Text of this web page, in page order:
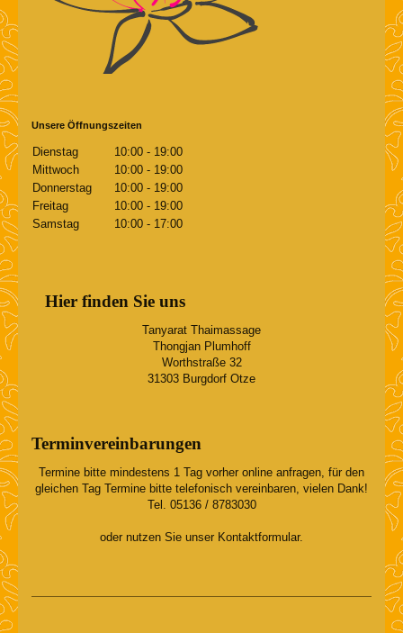
Unsere Öffnungszeiten
Dienstag 10:00 - 19:00
Mittwoch
10:00 - 19:00
Donnerstag
10:00 - 19:00
Freitag
10:00 - 19:00
Samstag
10:00 - 17:00
Hier finden Sie uns
Tanyarat Thaimassage
Thongjan Plumhoff
Worthstraße 32
31303 Burgdorf Otze
Terminvereinbarungen
Termine bitte mindestens 1 Tag vorher online anfragen, für den
gleichen Tag Termine bitte telefonisch vereinbaren, vielen Dank!
Tel. 05136 / 8783030
oder nutzen Sie unser Kontaktformular.